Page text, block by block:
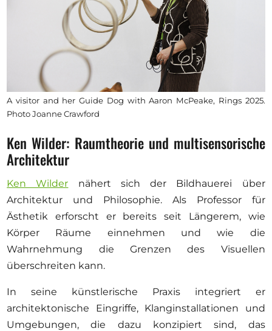
A visitor and her Guide Dog with Aaron McPeake, Rings 2025.
Photo Joanne Crawford
Ken Wilder: Raumtheorie und multisensorische
Architektur
Ken Wilder nähert sich der Bildhauerei über
Architektur und Philosophie. Als Professor für
Ästhetik erforscht er bereits seit Längerem, wie
Körper Räume einnehmen und wie die
Wahrnehmung die Grenzen des Visuellen
überschreiten kann.
In seine künstlerische Praxis integriert er
architektonische Eingriffe, Klanginstallationen und
Umgebungen, die dazu konzipiert sind, das